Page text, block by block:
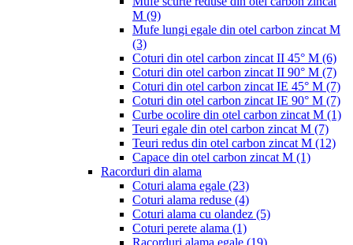
M (9)
Mufe lungi egale din otel carbon zincat M
(3)
Coturi din otel carbon zincat II 45° M (6)
Coturi din otel carbon zincat II 90° M (7)
Coturi din otel carbon zincat IE 45° M (7)
Coturi din otel carbon zincat IE 90° M (7)
Curbe ocolire din otel carbon zincat M (1)
Teuri egale din otel carbon zincat M (7)
Teuri redus din otel carbon zincat M (12)
Capace din otel carbon zincat M (1)
Racorduri din alama
Coturi alama egale (23)
Coturi alama reduse (4)
Coturi alama cu olandez (5)
Coturi perete alama (1)
Racorduri alama egale (19)